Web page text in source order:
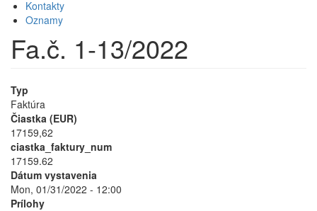
Kontakty
Oznamy
Fa.č. 1-13/2022
Typ
Faktúra
Čiastka (EUR)
17159,62
ciastka_faktury_num
17159.62
Dátum vystavenia
Mon, 01/31/2022 - 12:00
Prílohy